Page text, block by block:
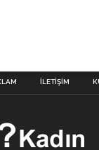
İLETIŞIM